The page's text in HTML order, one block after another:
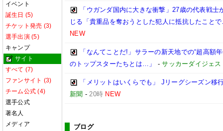
イベント
誕生日 (5)
チケット発売 (3)
選手出演 (5)
キャンプ
サイト
すべて (7)
ファンサイト (3)
チーム公式 (4)
選手公式
著名人
メディア
「ウガンダ国内に大きな衝撃」27歳の代表戦
じる「貴重品を奪おうとした犯人に抵抗したこと
NEW
「なんてことだ!」サラーの新天地での“超高額
のトップスターたちとは…」
-サッカーダイジェ
「メリットはいくらでも」 Jリーグシーズン移
新聞 -20時 NEW
ブログ